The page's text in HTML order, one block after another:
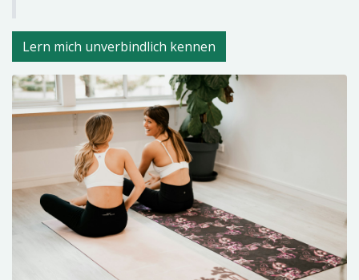
Lern mich unverbindlich kennen